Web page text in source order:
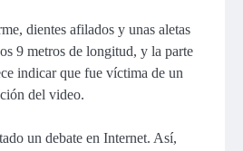
dientes afilados y unas aletas
9 metros de longitud, y la parte
indicar que fue víctima de un
del video.
un debate en Internet. Así,